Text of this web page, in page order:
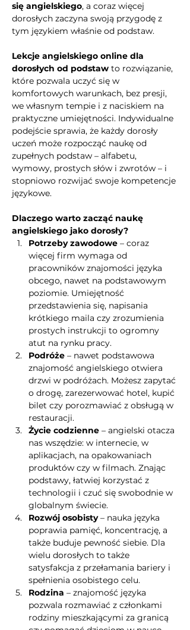
się angielskiego, a coraz więcej
dorosłych zaczyna swoją przygodę z
tym językiem właśnie od podstaw.
Lekcje angielskiego online dla
dorosłych od podstaw to rozwiązanie,
które pozwala uczyć się w
komfortowych warunkach, bez presji,
we własnym tempie i z naciskiem na
praktyczne umiejętności. Indywidualne
podejście sprawia, że każdy dorosły
uczeń może rozpocząć naukę od
zupełnych podstaw – alfabetu,
wymowy, prostych słów i zwrotów – i
stopniowo rozwijać swoje kompetencje
językowe.
Dlaczego warto zacząć naukę
angielskiego jako dorosły?
Potrzeby zawodowe – coraz
więcej firm wymaga od
pracowników znajomości języka
obcego, nawet na podstawowym
poziomie. Umiejętność
przedstawienia się, napisania
krótkiego maila czy zrozumienia
prostych instrukcji to ogromny
atut na rynku pracy.
Podróże – nawet podstawowa
znajomość angielskiego otwiera
drzwi w podróżach. Możesz zapytać
o drogę, zarezerwować hotel, kupić
bilet czy porozmawiać z obsługą w
restauracji.
Życie codzienne – angielski otacza
nas wszędzie: w internecie, w
aplikacjach, na opakowaniach
produktów czy w filmach. Znając
podstawy, łatwiej korzystać z
technologii i czuć się swobodnie w
globalnym świecie.
Rozwój osobisty – nauka języka
poprawia pamięć, koncentrację, a
także buduje pewność siebie. Dla
wielu dorosłych to także
satysfakcja z przełamania bariery i
spełnienia osobistego celu.
Rodzina – znajomość języka
pozwala rozmawiać z członkami
rodziny mieszkającymi za granicą